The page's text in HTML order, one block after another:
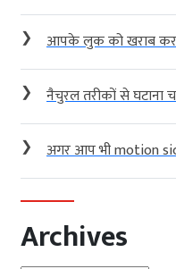
❯ आपके लुक को खराब कर
❯ नैचुरल तरीकों से घटाना
❯ अगर आप भी motion
Archives